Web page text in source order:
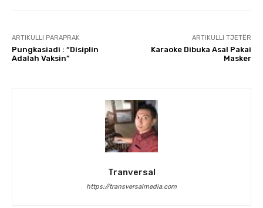
ARTIKULLI PARAPRAK
Pungkasiadi : “Disiplin
Adalah Vaksin”
ARTIKULLI TJETËR
Karaoke Dibuka Asal Pakai
Masker
Tranversal
https://transversalmedia.com